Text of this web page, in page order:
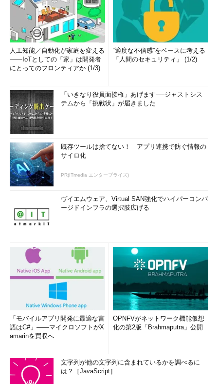
人工知能／自動化が家庭を変える
――IoTとしての「家」は開発者
にとってのフロンティアか (1/3)
“適度な不信感”をベースに考える
「人間のセキュリティ」 (1/2)
「いきなり役員面接権」あげます──ジャストシス
テムから「挑戦状」が届きました
既存ツールは捨てない！ アプリ連携で防ぐ情報の
サイロ化
PR(ITmedia エンタープライズ)
ヴイエムウェア、Virtual SAN強化でハイパーコンバ
ージドインフラの選択肢広げる
「モバイルアプリ開発に最適な言
語はC#」――マイクロソフトがX
amarinを買収へ
OPNFVがネットワーク機能仮想
化の第2版「Brahmaputra」公開
文字列が他の文字列に含まれているかを調べるに
は？［JavaScript］